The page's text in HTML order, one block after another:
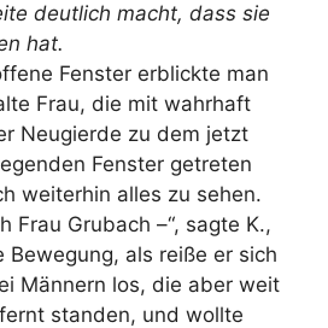
deutlich macht, dass sie
hat.
Fenster erblickte man
Frau, die mit wahrhaft
Neugierde zu dem jetzt
Fenster getreten
weiterhin alles zu sehen.
Frau Grubach –“, sagte K.,
Bewegung, als reiße er sich
Männern los, die aber weit
standen, und wollte